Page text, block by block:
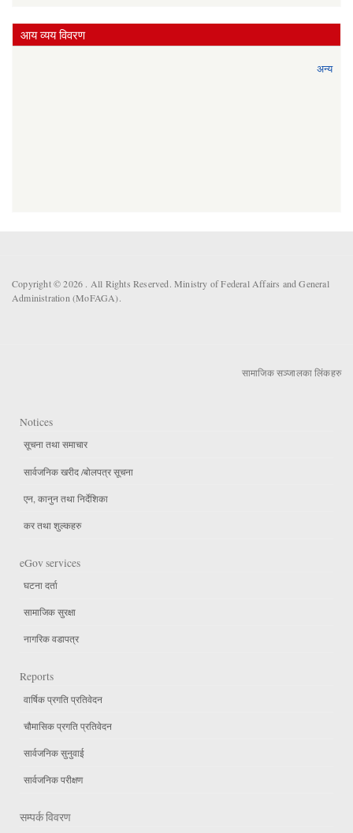
आय व्यय विवरण
अन्य
Copyright © 2026 . All Rights Reserved. Ministry of Federal Affairs and General
Administration (MoFAGA).
सामाजिक सञ्जालका लिंकहरु
Notices
सूचना तथा समाचार
सार्वजनिक खरीद /बोलपत्र सूचना
एन, कानुन तथा निर्देशिका
कर तथा शुल्कहरु
eGov services
घटना दर्ता
सामाजिक सुरक्षा
नागरिक वडापत्र
Reports
वार्षिक प्रगति प्रतिवेदन
चौमासिक प्रगति प्रतिवेदन
सार्वजनिक सुनुवाई
सार्वजनिक परीक्षण
सम्पर्क विवरण